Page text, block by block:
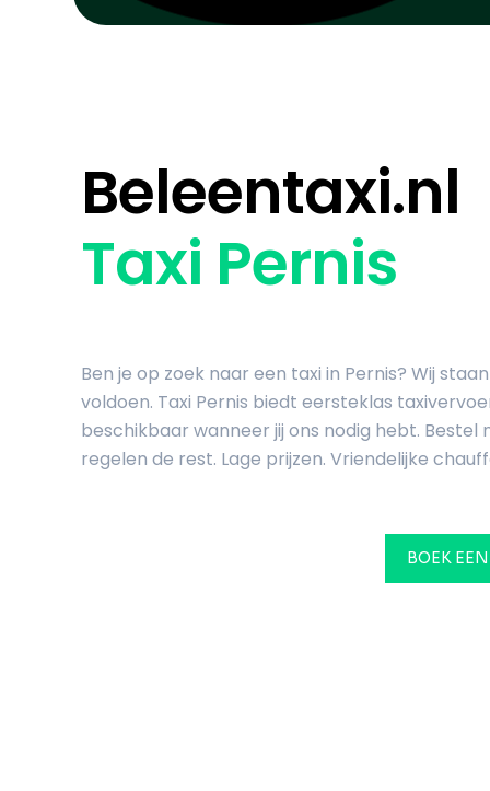
Beleentaxi.nl
Taxi Pernis
Ben je op zoek naar een taxi in Pernis? Wij
voldoen. Taxi Pernis biedt eersteklas
beschikbaar wanneer jij ons nodig hebt. Bestel
regelen de rest. Lage prijzen. Vriendelijke
BOEK